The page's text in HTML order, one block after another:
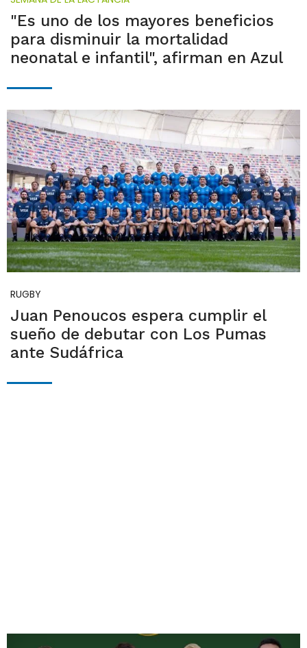
"Es uno de los mayores beneficios
para disminuir la mortalidad
neonatal e infantil", afirman en Azul
RUGBY
Juan Penoucos espera cumplir el
sueño de debutar con Los Pumas
ante Sudáfrica